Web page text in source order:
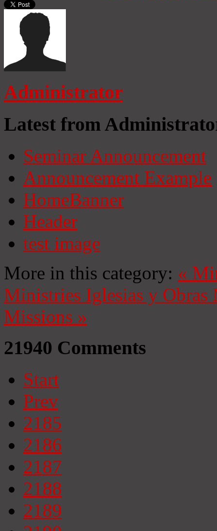
Administrator
Latest from
Seminar Announcement
Announcement Example
HomeBanner
Header
test image
More in this category: «
Ministries Iglesias y Obras
Missions »
21940 Comments
Start
Prev
2185
2186
2187
2188
2189